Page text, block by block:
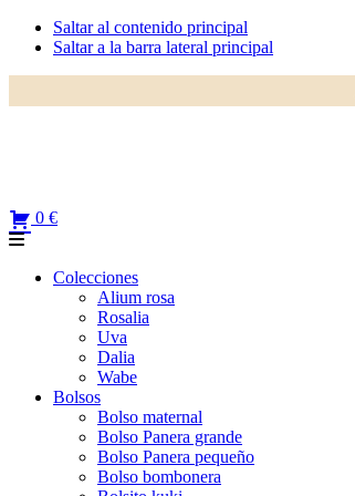
Saltar al contenido principal
Saltar a la barra lateral principal
0 €
Colecciones
Alium rosa
Rosalia
Uva
Dalia
Wabe
Bolsos
Bolso maternal
Bolso Panera grande
Bolso Panera pequeño
Bolso bombonera